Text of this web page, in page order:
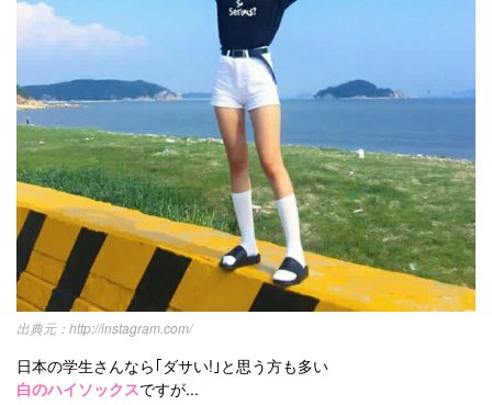
http://instagram.com/
日本の学生さんなら｢ダサい!｣と思う方も多い
白のハイソックスですが...